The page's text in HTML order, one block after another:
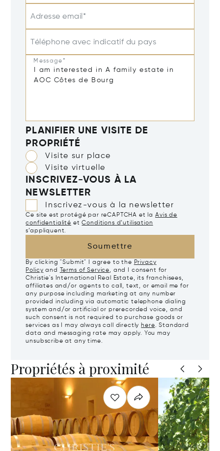
Adresse email*
Téléphone avec indicatif du pays
Message*
PLANIFIER UNE VISITE DE
PROPRIÉTÉ
Visite sur place
Visite virtuelle
INSCRIVEZ-VOUS À LA
NEWSLETTER
Inscrivez-vous à la newsletter
Ce site est protégé par reCAPTCHA et la Avis de
confidentialité etConditions d’utilisation
s’appliquent.
Soumettre
By clicking "Submit" I agree to the Privacy
Policy and Terms of Service, and I consent for
Christie's International Real Estate, its franchisees,
affiliates and/or agents to call, text, or email me for
any purpose including marketing at any number
provided including via automatic telephone dialing
system and/or artificial or prerecorded voice, and
such consent is not required to purchase goods or
services as I may always call directly here. Standard
data and messaging rate may apply. You may
unsubscribe at any time.
Propriétés à proximité